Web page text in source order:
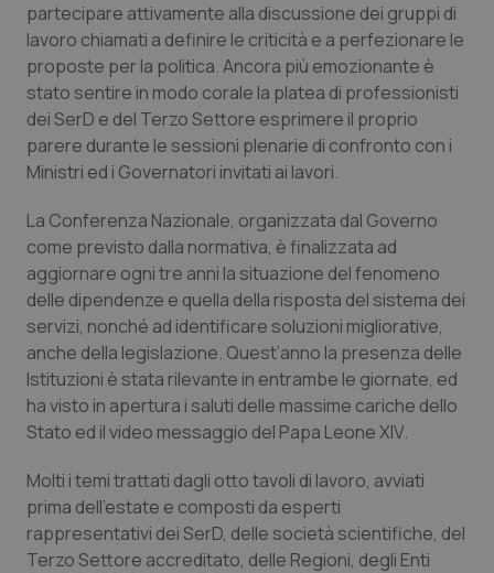
Emilia-Romagna
Friuli Venezia Giulia
Lazio
Lombardia
Marche
Molise
Piemonte
Provincia Autonoma di Bolzano
Provincia Autonoma di Trento
Colesterolo & coronaropatie
Dermatite Atopica
Diabete & glucometri
Dolore
Donna & Salute
Epatiti
HIV
Infezioni & Febbre
Ipertensione & Scompenso
partecipare attivamente alla discussione dei gruppi di
lavoro chiamati a definire le criticità e a perfezionare le
proposte per la politica. Ancora più emozionante è
stato sentire in modo corale la platea di professionisti
dei SerD e del Terzo Settore esprimere il proprio
parere durante le sessioni plenarie di confronto con i
Ministri ed i Governatori invitati ai lavori.
La Conferenza Nazionale, organizzata dal Governo
come previsto dalla normativa, è finalizzata ad
aggiornare ogni tre anni la situazione del fenomeno
delle dipendenze e quella della risposta del sistema dei
servizi, nonché ad identificare soluzioni migliorative,
anche della legislazione. Quest’anno la presenza delle
Istituzioni è stata rilevante in entrambe le giornate, ed
ha visto in apertura i saluti delle massime cariche dello
Stato ed il video messaggio del Papa Leone XIV.
Molti i temi trattati dagli otto tavoli di lavoro, avviati
prima dell’estate e composti da esperti
rappresentativi dei SerD, delle società scientifiche, del
Terzo Settore accreditato, delle Regioni, degli Enti